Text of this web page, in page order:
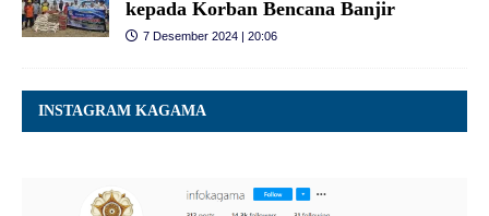
kepada Korban Bencana Banjir
7 Desember 2024 | 20:06
INSTAGRAM KAGAMA